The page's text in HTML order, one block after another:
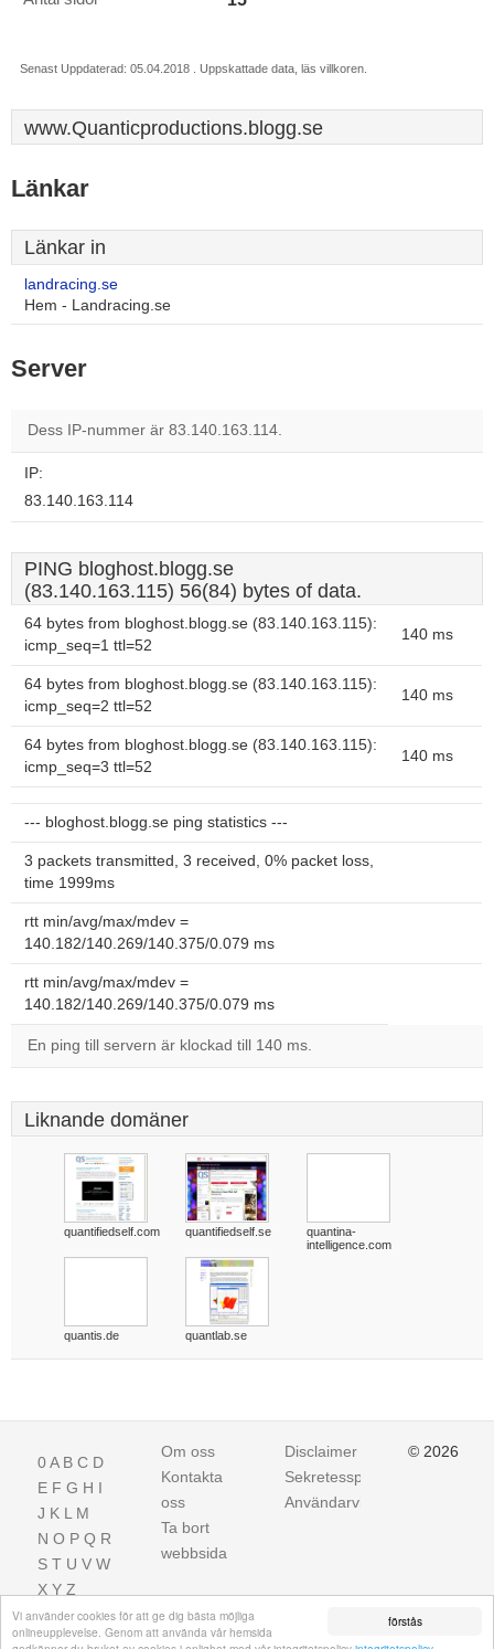
förstås
Vi använder cookies för att ge dig bästa möjliga
onlineupplevelse. Genom att använda vår hemsida
Senast Uppdaterad: 05.04.2018 . Uppskattade data, läs villkoren.
www.Quanticproductions.blogg.se
Länkar
Länkar in
landracing.se
Hem - Landracing.se
Server
Dess IP-nummer är 83.140.163.114.
IP:
83.140.163.114
PING bloghost.blogg.se
(83.140.163.115) 56(84) bytes of data.
64 bytes from bloghost.blogg.se (83.140.163.115):
icmp_seq=1 ttl=52
140 ms
64 bytes from bloghost.blogg.se (83.140.163.115):
icmp_seq=2 ttl=52
140 ms
64 bytes from bloghost.blogg.se (83.140.163.115):
icmp_seq=3 ttl=52
140 ms
--- bloghost.blogg.se ping statistics ---
3 packets transmitted, 3 received, 0% packet loss,
time 1999ms
rtt min/avg/max/mdev =
140.182/140.269/140.375/0.079 ms
rtt min/avg/max/mdev =
140.182/140.269/140.375/0.079 ms
En ping till servern är klockad till 140 ms.
Liknande domäner
quantifiedself.com quantifiedself.se
quantina-
intelligence.com
quantis.de quantlab.se
0A B C D
E F G H I
J K L M
N O P Q R
S T U V W
X Y Z
Om oss
Kontakta
oss
Ta bort
webbsida
Disclaimer
Sekretesspolicy
Användarvillkor
© 2026